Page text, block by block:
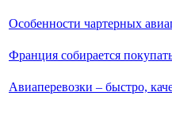
Особенности чартерных
Франция собирается
Авиаперевозки – быстро,